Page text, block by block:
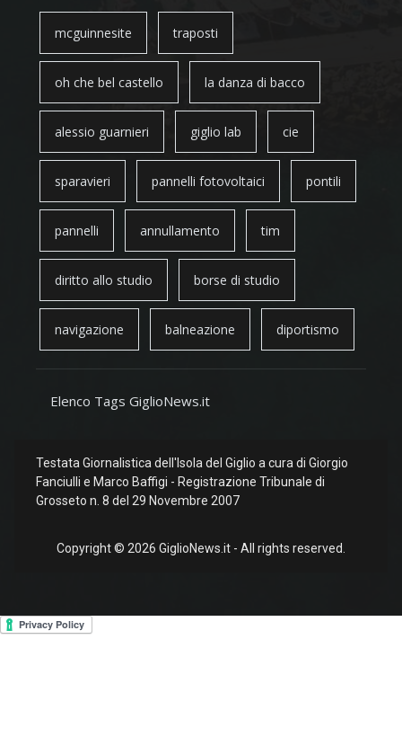
mcguinnesite traposti
oh che bel castello la danza di bacco
alessio guarnieri giglio lab cie
sparavieri pannelli fotovoltaici pontili
pannelli annullamento tim
diritto allo studio borse di studio
navigazione balneazione diportismo
Elenco Tags GiglioNews.it
Testata Giornalistica dell'Isola del Giglio a cura di Giorgio
Fanciulli e Marco Baffigi - Registrazione Tribunale di
Grosseto n. 8 del 29 Novembre 2007
Copyright © 2026 GiglioNews.it - All rights reserved.